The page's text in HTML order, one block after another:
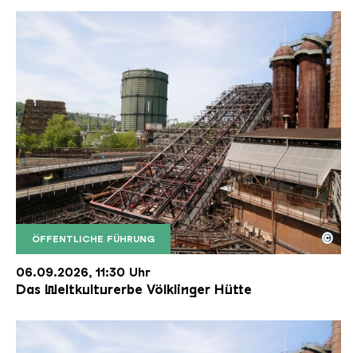
ÖFFENTLICHE FÜHRUNG
Der Erzschrägaufzug der Völklinger Hütte mit
Copyright: Weltkulturerbe Völklinger Hütte | Karl
©
06.09.2026, 11:30 Uhr
Das Weltkulturerbe Völklinger Hütte